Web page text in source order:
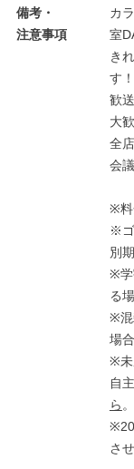
備考・
注意事項
カ
室
き
す！
歓
大
全
会
※料
※ゴ
別
※学
る
※混
場
※未
自
ら。
※20
さ